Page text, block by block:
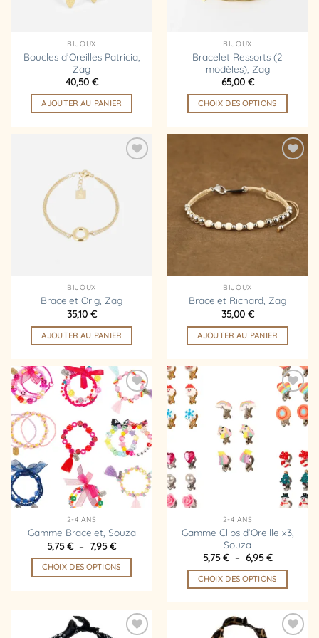
la
page
du
produit
BIJOUX
Boucles d’Oreilles Patricia,
Zag
40,50 €
AJOUTER AU PANIER
BIJOUX
Bracelet Ressorts (2
modèles), Zag
65,00 €
CHOIX DES OPTIONS
produit
Les
peuvent
la
page
du
produit
d’envies
BIJOUX
Bracelet Orig, Zag
35,10 €
AJOUTER AU PANIER
d’envies
BIJOUX
Bracelet Richard, Zag
35,00 €
AJOUTER AU PANIER
Ajouter
liste
d’envies
2-4 ANS
Gamme Bracelet, Souza
5,75€ – 7,95€Plage
prix :
5,75 €
CHOIX DES OPTIONS
a
plusieurs
Ajouter
à la
liste
2-4 ANS
Gamme Clips d’Oreille x3,
Souza
5,75€ – 6,95€Plage
prix :
5,75 €
CHOIX DES OPTIONS
a